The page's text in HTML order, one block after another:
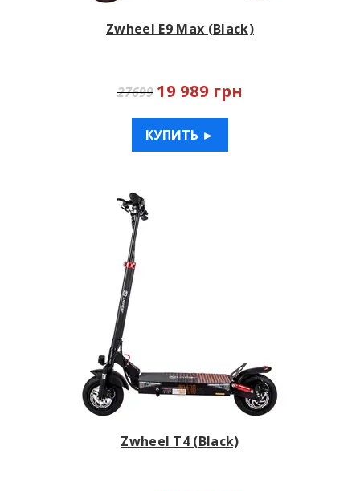
Zwheel E9 Max (Black)
27699 19 989 грн
КУПИТЬ ►
Zwheel T4 (Black)